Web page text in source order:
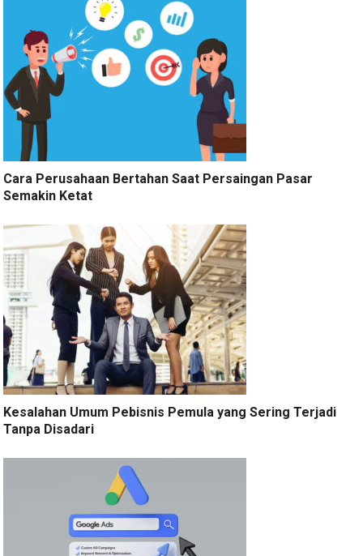
Cara Perusahaan Bertahan Saat Persaingan Pasar
Semakin Ketat
Kesalahan Umum Pebisnis Pemula yang Sering Terjadi
Tanpa Disadari